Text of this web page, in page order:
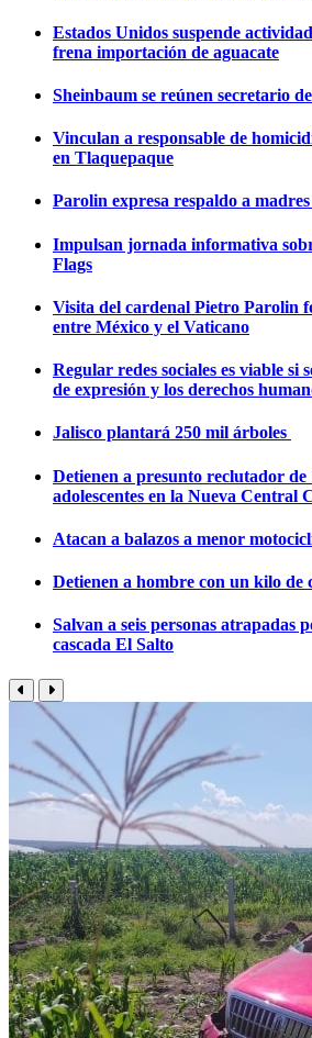
Estados Unidos suspende
frena importación de aguacate
Sheinbaum se reúnen secretario
Vinculan a responsable de
en Tlaquepaque
Parolin expresa respaldo a
Impulsan jornada informativa
Flags
Visita del cardenal Pietro Parolin
entre México y el Vaticano
Regular redes sociales es viable si
de expresión y los derechos
Jalisco plantará 250 mil árboles
Detienen a presunto reclutador de
adolescentes en la Nueva Central
Atacan a balazos a menor
Detienen a hombre con un kilo de
Salvan a seis personas atrapadas
cascada El Salto